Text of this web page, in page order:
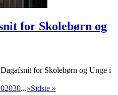
for Skolebørn og
for Skolebørn og Unge i
2030...»Sidste »